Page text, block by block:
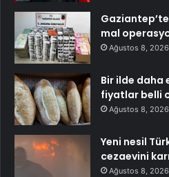
mal
Ağustos 8, 2026
Bir ilde daha
fiyatlar belli
Ağustos 8, 2026
Yeni nesil
cezaevini
Ağustos 8, 2026